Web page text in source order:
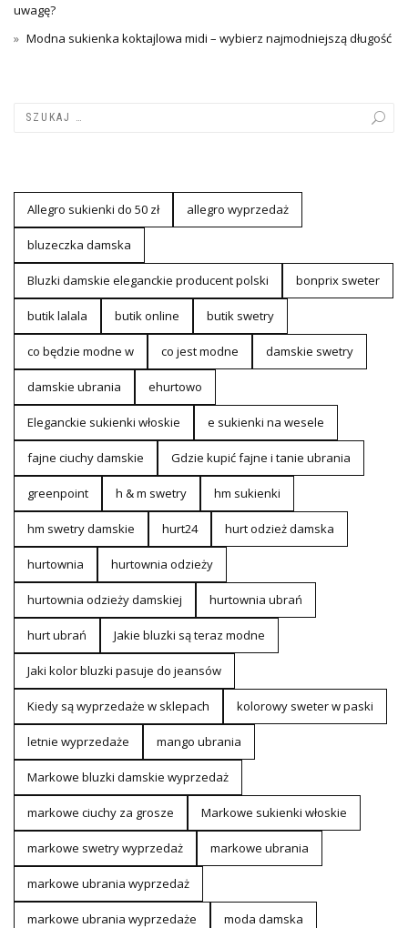
uwagę?
Modna sukienka koktajlowa midi – wybierz najmodniejszą długość
Allegro sukienki do 50 zł allegro wyprzedaż
bluzeczka damska
Bluzki damskie eleganckie producent polski bonprix sweter
butik lalala butik online butik swetry
co będzie modne w co jest modne damskie swetry
damskie ubrania ehurtowo
Eleganckie sukienki włoskie e sukienki na wesele
fajne ciuchy damskie Gdzie kupić fajne i tanie ubrania
greenpoint h & m swetry hm sukienki
hm swetry damskie hurt24 hurt odzież damska
hurtownia hurtownia odzieży
hurtownia odzieży damskiej hurtownia ubrań
hurt ubrań Jakie bluzki są teraz modne
Jaki kolor bluzki pasuje do jeansów
Kiedy są wyprzedaże w sklepach kolorowy sweter w paski
letnie wyprzedaże mango ubrania
Markowe bluzki damskie wyprzedaż
markowe ciuchy za grosze Markowe sukienki włoskie
markowe swetry wyprzedaż markowe ubrania
markowe ubrania wyprzedaż
markowe ubrania wyprzedaże moda damska